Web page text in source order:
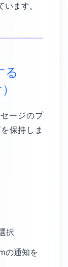
ます。
る
ージのプ
保持しま
択
の通知を